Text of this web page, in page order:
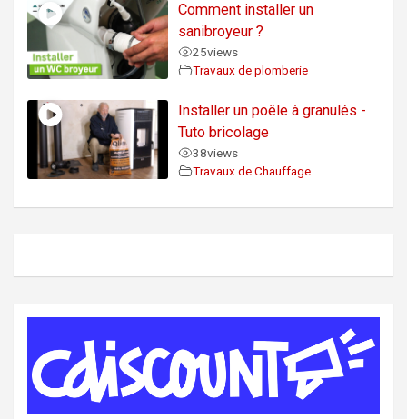
Comment installer un
sanibroyeur ?
25views
Travaux de plomberie
Installer un poêle à granulés -
Tuto bricolage
38views
Travaux de Chauffage